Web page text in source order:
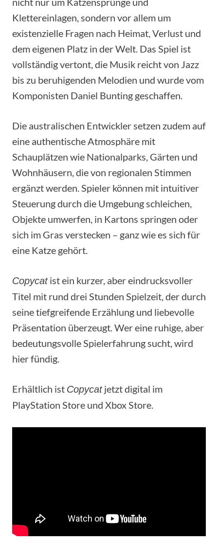
Klettereinlagen, sondern vor allem um
existenzielle Fragen nach Heimat, Verlust und
dem eigenen Platz in der Welt. Das Spiel ist
vollständig vertont, die Musik reicht von Jazz
bis zu beruhigenden Melodien und wurde vom
Komponisten Daniel Bunting geschaffen.
Die australischen Entwickler setzen zudem auf
eine authentische Atmosphäre mit
Schauplätzen wie Nationalparks, Gärten und
Wohnhäusern, die von regionalen Stimmen
ergänzt werden. Spieler können mit intuitiver
Steuerung durch die Umgebung schleichen,
Objekte umwerfen, in Kartons springen oder
sich im Gras verstecken – ganz wie es sich für
eine Katze gehört.
Copycatist ein kurzer, aber eindrucksvoller
Titel mit rund drei Stunden Spielzeit, der durch
seine tiefgreifende Erzählung und liebevolle
Präsentation überzeugt. Wer eine ruhige, aber
bedeutungsvolle Spielerfahrung sucht, wird
hier fündig.
Erhältlich ist Copycatjetzt digital im
PlayStation Store und Xbox Store.